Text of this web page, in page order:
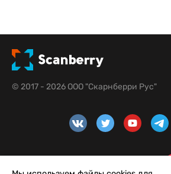
© 2017 - 2026 ООО "Скарнберри Рус"